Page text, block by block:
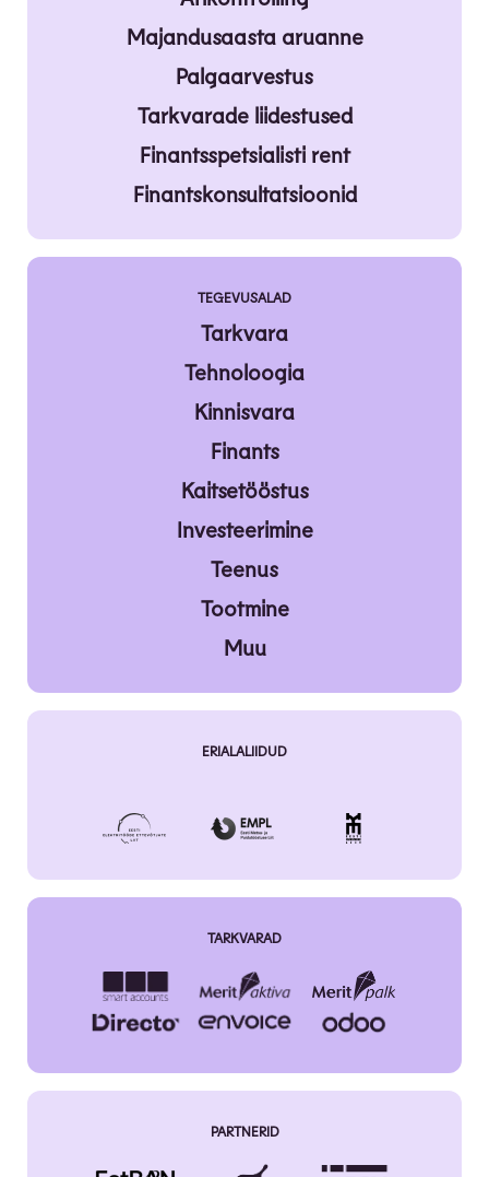
Majandusaasta aruanne
Palgaarvestus
Tarkvarade liidestused
Finantsspetsialisti rent
Finantskonsultatsioonid
TEGEVUSALAD
Tarkvara
Tehnoloogia
Kinnisvara
Finants
Kaitsetööstus
Investeerimine
Teenus
Tootmine
Muu
ERIALALIIDUD
TARKVARAD
PARTNERID